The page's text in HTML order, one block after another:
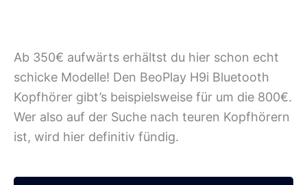
Ab 350€ aufwärts erhältst du hier schon echt
schicke Modelle! Den BeoPlay H9i Bluetooth
Kopfhörer gibt’s beispielsweise für um die 800€.
Wer also auf der Suche nach teuren Kopfhörern
ist, wird hier definitiv fündig.